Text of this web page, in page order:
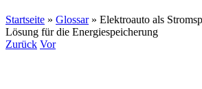
Startseite » Glossar» Elektroauto als
Lösung für die Energiespeicherung
Zurück Vor